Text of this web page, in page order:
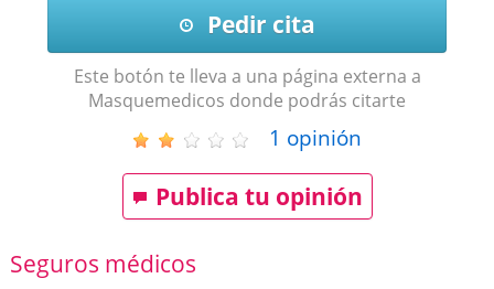
Pedir cita
Este botón te lleva a una página externa a
Masquemedicos donde podrás citarte
1 opinión
Publica tu opinión
Seguros médicos